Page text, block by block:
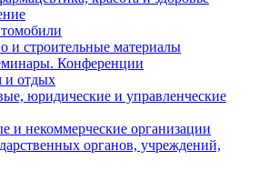
и строительные материалы
Конференции
и отдых
юридические и управленческие
и некоммерческие организации
органов, учреждений,